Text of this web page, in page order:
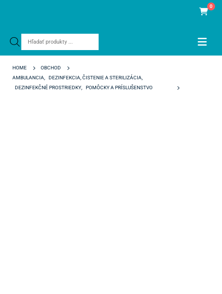
Products
0
HOME
OBCHOD
AMBULANCIA
DEZINFEKCIA, ČISTENIE A STERILIZÁCIA
DEZINFEKČNÉ PROSTRIEDKY
POMÔCKY A PRÍSLUŠENSTVO